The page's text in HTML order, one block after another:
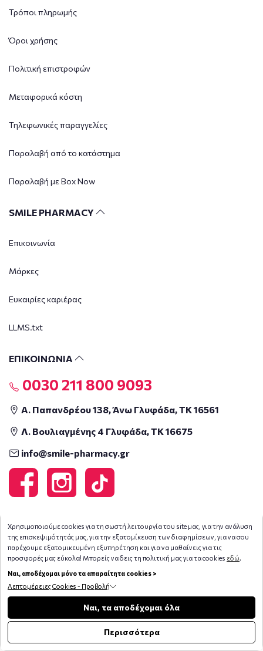
Χρησιμοποιούμε cookies για τη σωστή λειτουργία του site μας, για την ανάλυση
της επισκεψιμότητάς μας, για την εξατομίκευση των διαφημίσεων, για να σου
παρέχουμε εξατομικευμένη εξυπηρέτηση και για να μαθαίνεις για τις
προσφορές μας εύκολα! Μπορείς να δεις τη πολιτική μας για τα cookies εδώ.
Ναι, αποδέχομαι μόνο τα απαραίτητα cookies >
Λεπτομέρειες Cookies - Προβολή
Ναι, τα αποδέχομαι όλα
Περισσότερα
Τρόποι πληρωμής
Όροι χρήσης
Πολιτική επιστροφών
Μεταφορικά κόστη
Τηλεφωνικές παραγγελίες
Παραλαβή από το κατάστημα
Παραλαβή με Box Now
SMILE PHARMACY
Επικοινωνία
Μάρκες
Ευκαιρίες καριέρας
LLMS.txt
ΕΠΙΚΟΙΝΩΝΙΑ
0030 211 800 9093
Α. Παπανδρέου 138, Άνω Γλυφάδα, ΤΚ 16561
Λ. Βουλιαγμένης 4 Γλυφάδα, ΤΚ 16675
info@smile-pharmacy.gr
Copyright © 2026smile-pharmacy.gr